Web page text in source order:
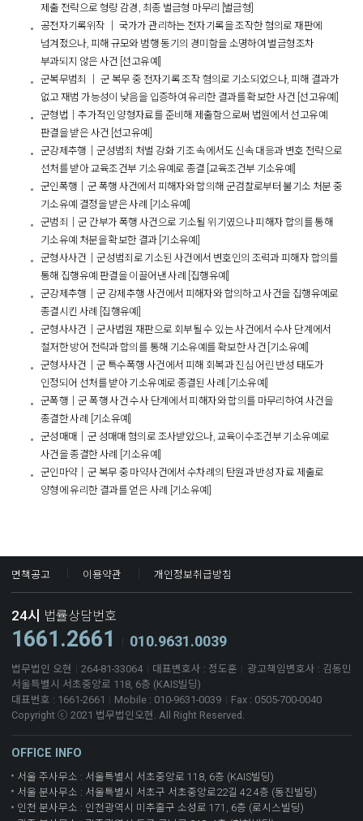
제출 전략으로 형량 감경, 최종 벌금형 마무리 [벌금형]
공전자기록위작 │ 국가가 관리하는 전자기록을 조작한 혐의로 재판에
넘겨졌으나, 피해 규모와 범행 동기의 경미함을 소명하여 벌금형조차
부과되지 않은 사건 [선고유예]
군복무범죄 │ 군 복무 중 전자기록 조작 혐의로 기소되었으나, 피해 결과가
없고 재범 가능성이 낮음을 입증하여 유리한 결과를 확보한 사건 [선고유예]
군형법│추가적인 양형자료를 준비해 제출함으로써 법원에서 선고유예
판결을 받은 사건 [선고유예]
군강제추행│군성범죄 처벌 강화 기조 속에서도 신속 대응과 변호 전략으로
선처를 받아 교육조건부 기소유예로 종결 [교육조건부 기소유예]
군인폭행│군 폭행 사건에서 피해자와 합의해 군검찰로부터 불기소 처분 중
기소유예 결정을 받은 사례 [기소유예]
군범죄│군 간부가 폭행 사건으로 기소될 위기였으나 피해자 합의를 통해
기소유예 처분을 확보한 결과 [기소유예]
군형사사건│군성범죄로 기소된 사건에서 변호인의 조력과 피해자 합의를
통해 집행유예 판결을 이끌어낸 사례 [집행유예]
군강제추행│군 강제추행 사건에서 피해자와 합의하고 사건을 집행유예로
종결시킨 사례 [집행유예]
군형사사건│군사법원 재판으로 회부될 수 있는 사건에서 수사 단계에서
철저한 방어 전략과 합의를 통해 기소유예를 확보한 사건 [기소유예]
군형사사건│군 특수폭행 사건에서 피해 회복과 진심 어린 반성 태도가
인정되어 선처를 받아 기소유예로 종결된 사례 [기소유예]
군폭행│군 폭행 사건 수사 단계에서 피해자와 합의를 마무리하여 사건을
종결한 사례 [기소유예]
군성매매│군 성매매 혐의로 조사받았으나, 교육이수조건부 기소유예로
사건을 종결한 사례 [기소유예]
군인마약│군 복무 중 마약사건에서 수차례의 탄원과 반성 자료 제출로
양형에 유리한 결과를 얻은 사례 [기소유예]​
면책공고 이용약관 개인정보취급방침
24시 법률상담번호
1661.2661 010.9631.0039
법무법인 오현 264-81-33064 대표변호사 : 정도훈
광고책임변호사 : 김동민
서울특별시 서초중앙로 118, 6층 (KAIS빌딩)
대표번호 : 1661-2661
Mobile : 010-9631-0039
Fax : 0505-700-0040
Copyright ⓒ 2021 법무법인오현. All Right Reserved.
OFFICE INFO
서울 주사무소 : 서울특별시 서초중앙로 118, 6층 (KAIS빌딩)
서울 분사무소 : 서울특별시 서초구 서초중앙로22길 42 4층 (동진빌딩)
인천 분사무소 : 인천광역시 미추홀구 소성로 171, 6층 (로시스빌딩)